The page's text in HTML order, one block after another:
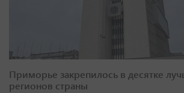
Приморье закрепилось в десятке
регионов страны